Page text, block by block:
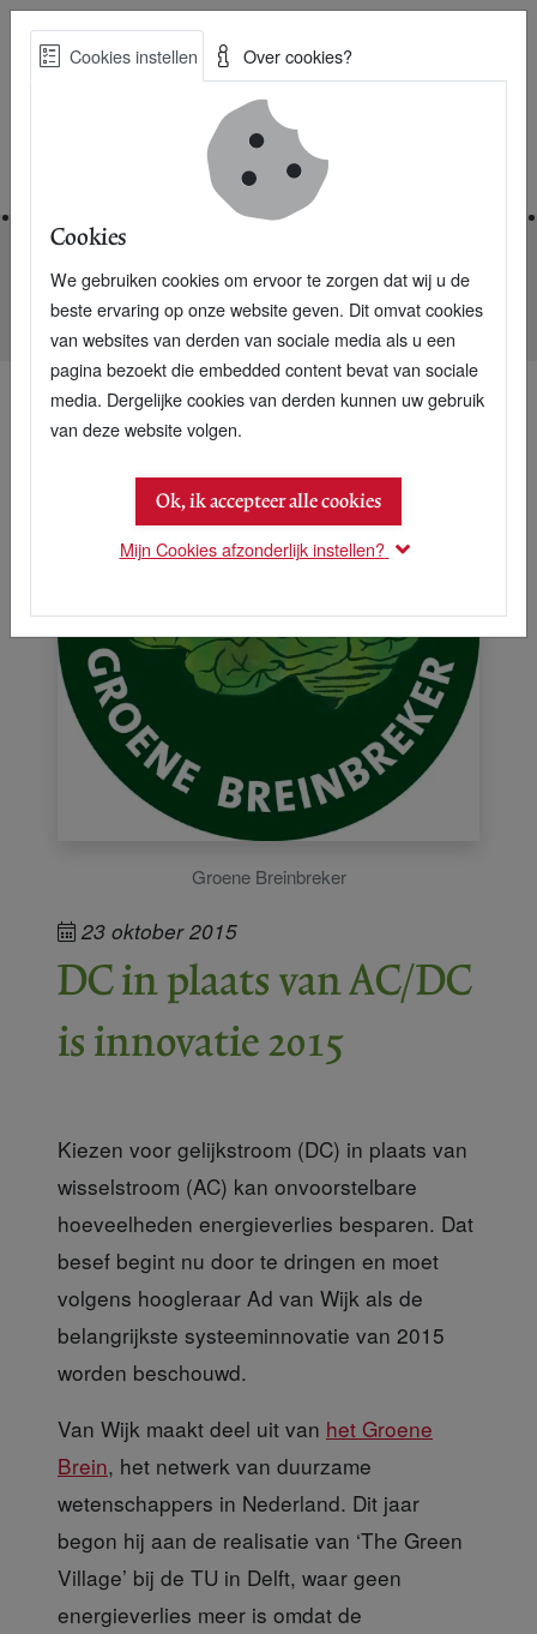
Skip
Best Practices voor een duurzame toekomst
Nieuwsarchief
DC in plaats van AC/DC is innovatie 2015
Groene Breinbreker
23 oktober 2015
DC in plaats van AC/DC
is innovatie 2015
Kiezen voor gelijkstroom (DC) in plaats van
wisselstroom (AC) kan onvoorstelbare
hoeveelheden energieverlies besparen. Dat
besef begint nu door te dringen en moet
volgens hoogleraar Ad van Wijk als de
belangrijkste systeeminnovatie van 2015
worden beschouwd.
Van Wijk maakt deel uit van het Groene
Brein, het netwerk van duurzame
wetenschappers in Nederland. Dit jaar
begon hij aan de realisatie van ‘The Green
Village’ bij de TU in Delft, waar geen
energieverlies meer is omdat de
Cookies instellen Over cookies?
Cookies
We gebruiken cookies om ervoor te zorgen dat wij u de
beste ervaring op onze website geven. Dit omvat cookies
van websites van derden van sociale media als u een
pagina bezoekt die embedded content bevat van sociale
media. Dergelijke cookies van derden kunnen uw gebruik
van deze website volgen.
Ok, ik accepteer alle cookies
Mijn Cookies afzonderlijk instellen?